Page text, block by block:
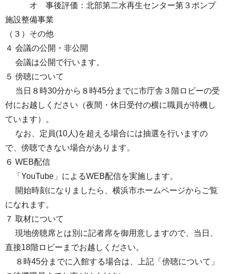
オ 事後評価：北部第二水再生センター第３ポンプ
施設整備事業
（３）その他
４ 会議の公開・非公開
会議は公開で行います。
５ 傍聴について
当日８時30分から８時45分までに市庁舎３階ロビーの受
付にお越しください（夜間・休日受付の横に職員が待機し
ています）。
なお、定員(10人)を超える場合には抽選を行いますの
で、傍聴できない場合があります。
６ WEB配信
「YouTube」によるWEB配信を実施します。
開始時刻になりましたら、横浜市ホームページからご覧
になれます。
７ 取材について
現地傍聴席とは別に記者席を御用意しますので、当日、
直接18階ロビーまでお越しください。
８時45分までに入館する場合は、上記「傍聴について」